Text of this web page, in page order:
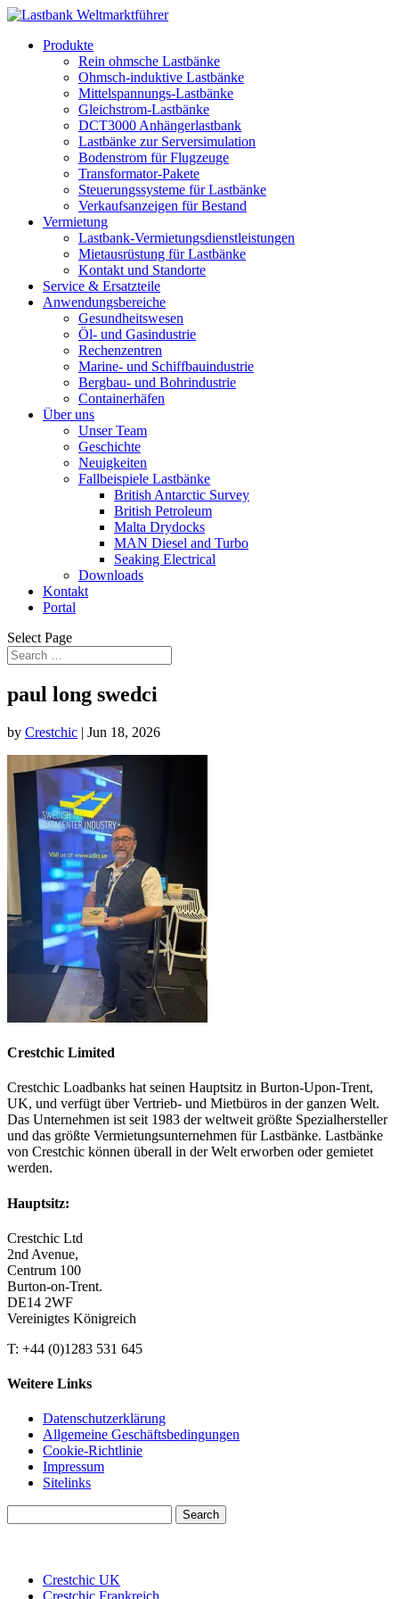
Produkte
Rein ohmsche Lastbänke
Ohmsch-induktive Lastbänke
Mittelspannungs-Lastbänke
Gleichstrom-Lastbänke
DCT3000 Anhängerlastbank
Lastbänke zur Serversimulation
Bodenstrom für Flugzeuge
Transformator-Pakete
Steuerungssysteme für Lastbänke
Verkaufsanzeigen für Bestand
Vermietung
Lastbank-Vermietungsdienstleistungen
Mietausrüstung für Lastbänke
Kontakt und Standorte
Service & Ersatzteile
Anwendungsbereiche
Gesundheitswesen
Öl- und Gasindustrie
Rechenzentren
Marine- und Schiffbauindustrie
Bergbau- und Bohrindustrie
Containerhäfen
Über uns
Unser Team
Geschichte
Neuigkeiten
Fallbeispiele Lastbänke
British Antarctic Survey
British Petroleum
Malta Drydocks
MAN Diesel and Turbo
Seaking Electrical
Downloads
Kontakt
Portal
Select Page
paul long swedci
by Crestchic | Jun 18, 2026
Crestchic Limited
Crestchic Loadbanks hat seinen Hauptsitz in Burton-Upon-Trent,
UK, und verfügt über Vertrieb- und Mietbüros in der ganzen Welt.
Das Unternehmen ist seit 1983 der weltweit größte Spezialhersteller
und das größte Vermietungsunternehmen für Lastbänke. Lastbänke
von Crestchic können überall in der Welt erworben oder gemietet
werden.
Hauptsitz:
Crestchic Ltd
2nd Avenue,
Centrum 100
Burton-on-Trent.
DE14 2WF
Vereinigtes Königreich
T: +44 (0)1283 531 645
Weitere Links
Datenschutzerklärung
Allgemeine Geschäftsbedingungen
Cookie-Richtlinie
Impressum
Sitelinks
for:
Crestchic UK